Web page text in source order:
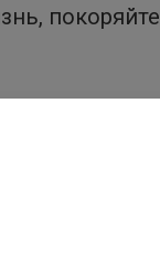
покоряйте
и